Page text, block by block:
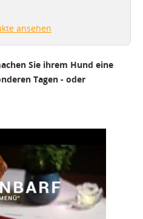
ansehen
Sie ihrem Hund eine
Tagen - oder